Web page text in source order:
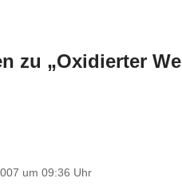
zu „Oxidierter
um 09:36 Uhr